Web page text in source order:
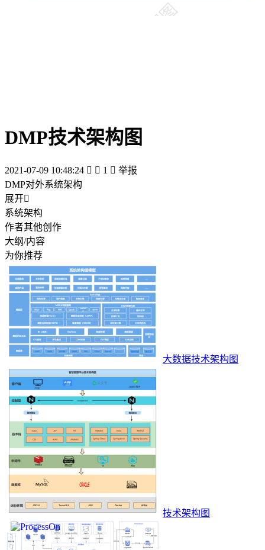
DMP技术架构图
2021-07-09 10:48:24   1  举报
DMP对外系统架构
展开
系统架构
作者其他创作
大纲/内容
为你推荐
大数据技术架构图
技术架构图